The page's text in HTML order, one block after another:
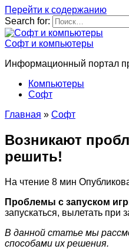
Перейти к содержанию
Search for:
Софт и компьютеры
Информационный портал
Компьютеры
Софт
Главная » Софт
Возникают
решить!
На чтение 8 мин
Проблемы с запуском
запускаться, вылетать при
В данной статье мы
способами их решения.